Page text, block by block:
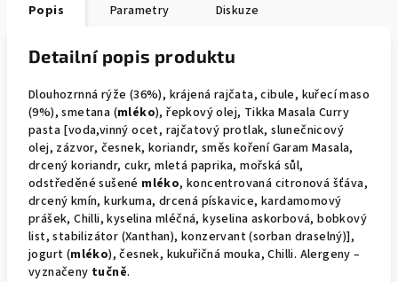
Popis Parametry Diskuze
Detailní popis produktu
Dlouhozrnná rýže (36%), krájená rajčata, cibule, kuřecí maso
(9%), smetana (mléko), řepkový olej, Tikka Masala Curry
pasta [voda,vinný ocet, rajčatový protlak, slunečnicový
olej, zázvor, česnek, koriandr, směs koření Garam Masala,
drcený koriandr, cukr, mletá paprika, mořská sůl,
odstředěné sušené mléko, koncentrovaná citronová šťáva,
drcený kmín, kurkuma, drcená pískavice, kardamomový
prášek, Chilli, kyselina mléčná, kyselina askorbová, bobkový
list, stabilizátor (Xanthan), konzervant (sorban draselný)],
jogurt (mléko), česnek, kukuřičná mouka, Chilli. Alergeny –
vyznačeny tučně.